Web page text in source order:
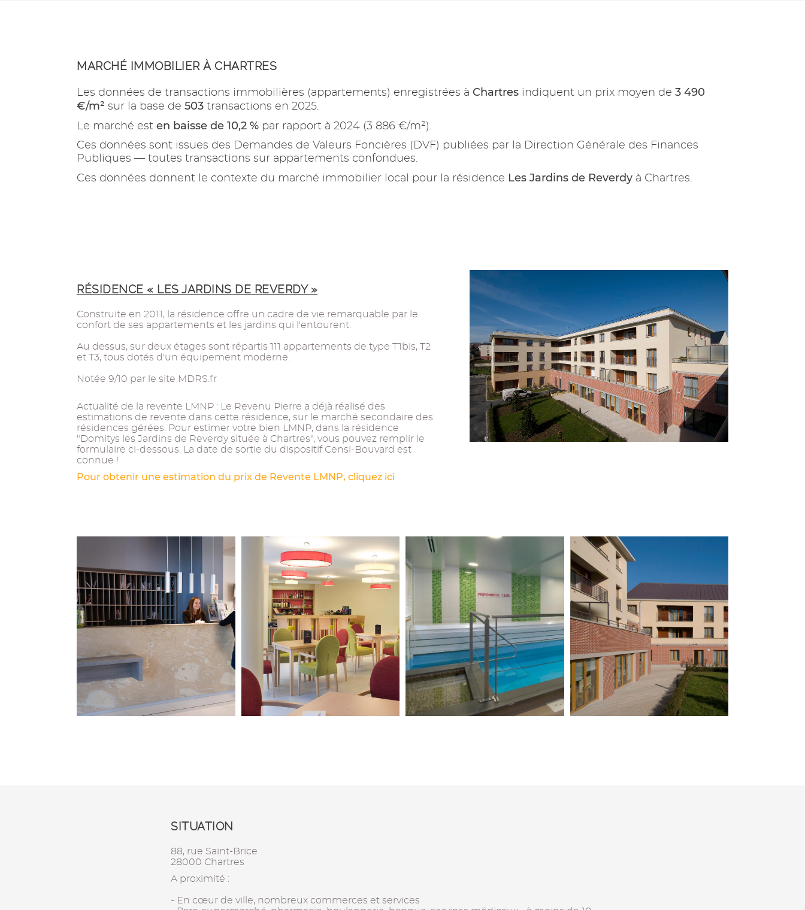
MARCHÉ IMMOBILIER À CHARTRES
Les données de transactions immobilières (appartements) enregistrées à Chartres indiquent un prix moyen de 3 490
€/m² sur la base de 503 transactions en 2025.
Le marché est en baisse de 10,2 % par rapport à 2024 (3 886 €/m²).
Ces données sont issues des Demandes de Valeurs Foncières (DVF) publiées par la Direction Générale des Finances
Publiques — toutes transactions sur appartements confondues.
Ces données donnent le contexte du marché immobilier local pour la résidence Les Jardins de Reverdy à Chartres.
RÉSIDENCE « LES JARDINS DE REVERDY »
Construite en 2011, la résidence offre un cadre de vie remarquable par le
confort de ses appartements et les jardins qui l'entourent.
Au dessus, sur deux étages sont répartis 111 appartements de type T1bis, T2
et T3, tous dotés d'un équipement moderne.
Notée 9/10 par le site MDRS.fr
Actualité de la revente LMNP : Le Revenu Pierre a déjà réalisé des
estimations de revente dans cette résidence, sur le marché secondaire des
résidences gérées. Pour estimer votre bien LMNP, dans la résidence
"Domitys les Jardins de Reverdy située à Chartres", vous pouvez remplir le
formulaire ci-dessous. La date de sortie du dispositif Censi-Bouvard est
connue !
Pour obtenir une estimation du prix de Revente LMNP, cliquez ici
SITUATION
88, rue Saint-Brice
28000 Chartres
A proximité :
- En cœur de ville, nombreux commerces et services